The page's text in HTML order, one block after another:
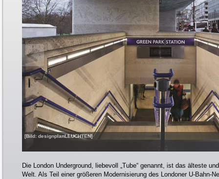
[Bild: designplanLEUCHTEN]
Die London Underground, liebevoll „Tube“ genannt, ist das älteste
Welt. Als Teil einer größeren Modernisierung des Londoner U-Bahn-